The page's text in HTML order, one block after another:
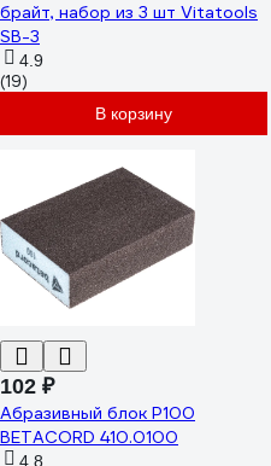
брайт, набор из 3 шт Vitatools
SB-3
4.9
(19)
В корзину
102 ₽
Абразивный блок Р100
BETACORD 410.0100
4.8